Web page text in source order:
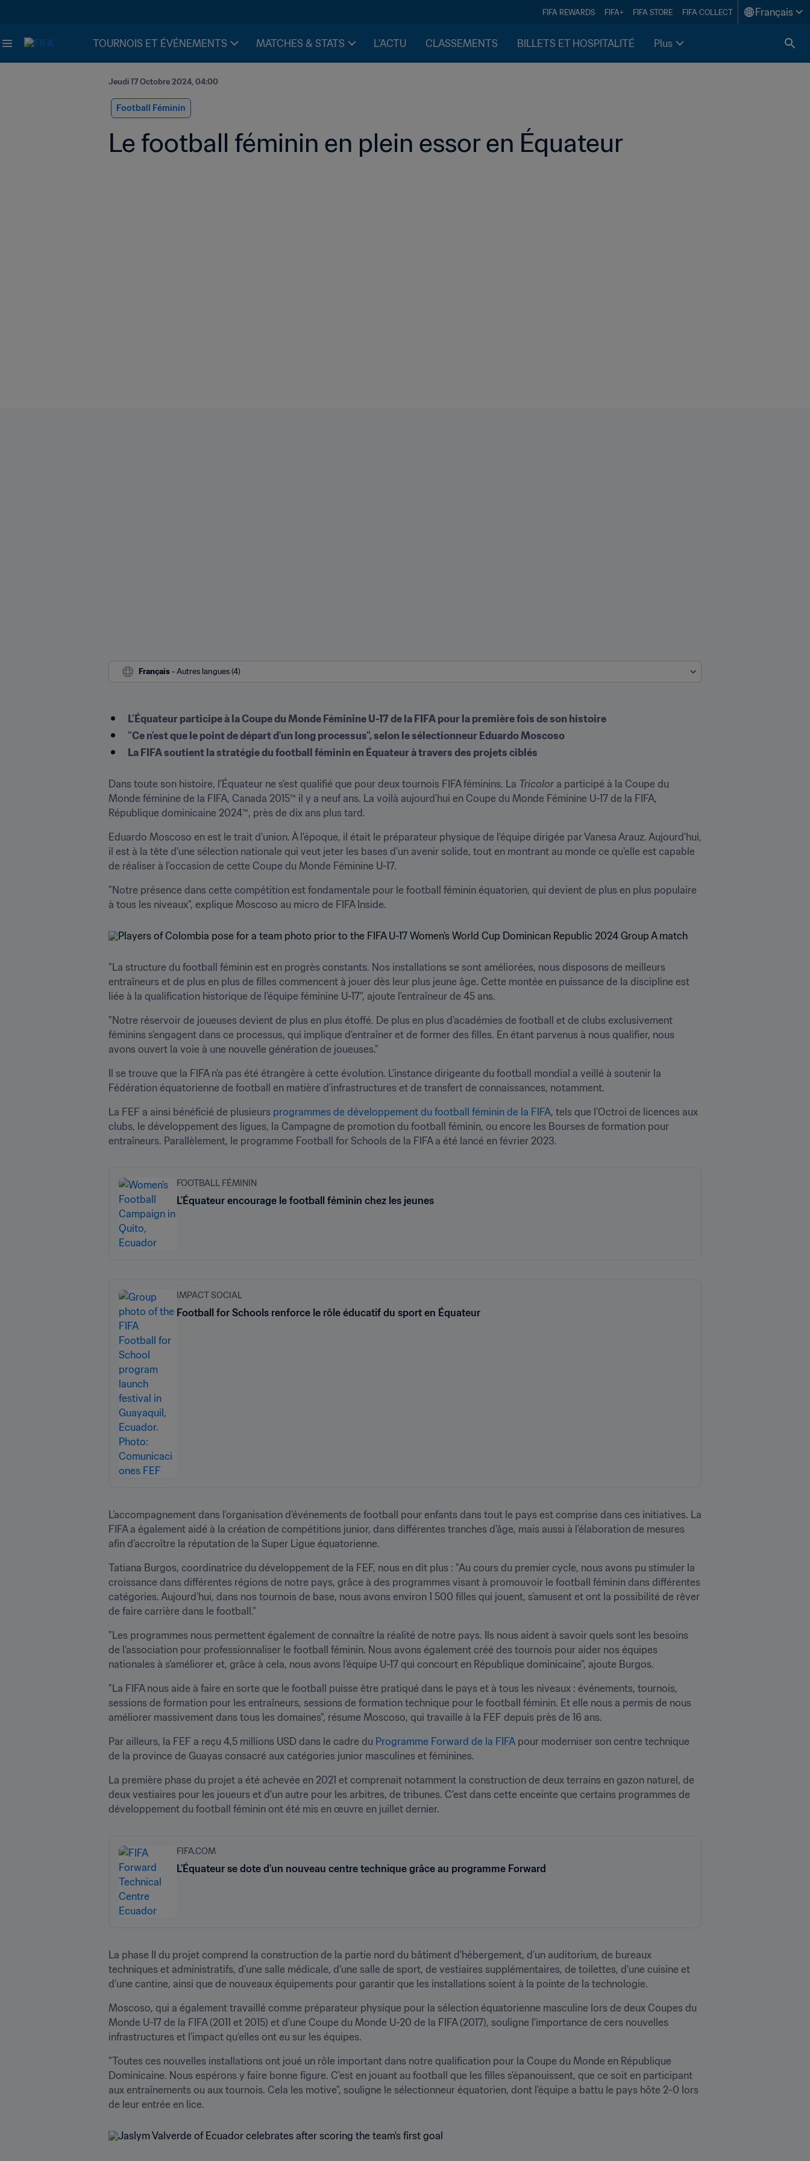
FIFA REWARDS FIFA+ FIFA STORE FIFA COLLECT Français
TOURNOIS ET ÉVÉNEMENTS MATCHES & STATS L'ACTU CLASSEMENTS BILLETS ET HOSPITALITÉ Plus
Jeudi 17 Octobre 2024, 04:00
Football Féminin
Le football féminin en plein essor en Équateur
Français - Autres langues (4)
L’Équateur participe à la Coupe du Monde Féminine U-17 de la FIFA pour la première fois de son histoire
"Ce n'est que le point de départ d'un long processus", selon le sélectionneur Eduardo Moscoso
La FIFA soutient la stratégie du football féminin en Équateur à travers des projets ciblés
Dans toute son histoire, l'Équateur ne s'est qualifié que pour deux tournois FIFA féminins. La Tricolor a participé à la Coupe du
Monde féminine de la FIFA, Canada 2015™ il y a neuf ans. La voilà aujourd’hui en Coupe du Monde Féminine U-17 de la FIFA,
République dominicaine 2024™, près de dix ans plus tard.
Eduardo Moscoso en est le trait d’union. À l'époque, il était le préparateur physique de l'équipe dirigée par Vanesa Arauz. Aujourd'hui,
il est à la tête d'une sélection nationale qui veut jeter les bases d’un avenir solide, tout en montrant au monde ce qu'elle est capable
de réaliser à l’occasion de cette Coupe du Monde Féminine U-17.
"Notre présence dans cette compétition est fondamentale pour le football féminin équatorien, qui devient de plus en plus populaire
à tous les niveaux", explique Moscoso au micro de FIFA Inside.
"La structure du football féminin est en progrès constants. Nos installations se sont améliorées, nous disposons de meilleurs
entraîneurs et de plus en plus de filles commencent à jouer dès leur plus jeune âge. Cette montée en puissance de la discipline est
liée à la qualification historique de l'équipe féminine U-17", ajoute l'entraîneur de 45 ans.
"Notre réservoir de joueuses devient de plus en plus étoffé. De plus en plus d'académies de football et de clubs exclusivement
féminins s'engagent dans ce processus, qui implique d'entraîner et de former des filles. En étant parvenus à nous qualifier, nous
avons ouvert la voie à une nouvelle génération de joueuses."
Il se trouve que la FIFA n’a pas été étrangère à cette évolution. L’instance dirigeante du football mondial a veillé à soutenir la
Fédération équatorienne de football en matière d’infrastructures et de transfert de connaissances, notamment.
La FEF a ainsi bénéficié de plusieurs programmes de développement du football féminin de la FIFA, tels que l’Octroi de licences aux
clubs, le développement des ligues, la Campagne de promotion du football féminin, ou encore les Bourses de formation pour
entraîneurs. Parallèlement, le programme Football for Schools de la FIFA a été lancé en février 2023.
FOOTBALL FÉMININ
L'Équateur encourage le football féminin chez les jeunes
IMPACT SOCIAL
Football for Schools renforce le rôle éducatif du sport en Équateur
L’accompagnement dans l'organisation d'événements de football pour enfants dans tout le pays est comprise dans ces initiatives. La
FIFA a également aidé à la création de compétitions junior, dans différentes tranches d'âge, mais aussi à l’élaboration de mesures
afin d’accroître la réputation de la Super Ligue équatorienne.
Tatiana Burgos, coordinatrice du développement de la FEF, nous en dit plus : "Au cours du premier cycle, nous avons pu stimuler la
croissance dans différentes régions de notre pays, grâce à des programmes visant à promouvoir le football féminin dans différentes
catégories. Aujourd’hui, dans nos tournois de base, nous avons environ 1 500 filles qui jouent, s’amusent et ont la possibilité de rêver
de faire carrière dans le football."
"Les programmes nous permettent également de connaître la réalité de notre pays. Ils nous aident à savoir quels sont les besoins
de l’association pour professionnaliser le football féminin. Nous avons également créé des tournois pour aider nos équipes
nationales à s’améliorer et, grâce à cela, nous avons l’équipe U-17 qui concourt en République dominicaine", ajoute Burgos.
"La FIFA nous aide à faire en sorte que le football puisse être pratiqué dans le pays et à tous les niveaux : événements, tournois,
sessions de formation pour les entraîneurs, sessions de formation technique pour le football féminin. Et elle nous a permis de nous
améliorer massivement dans tous les domaines", résume Moscoso, qui travaille à la FEF depuis près de 16 ans.
Par ailleurs, la FEF a reçu 4,5 millions USD dans le cadre du Programme Forward de la FIFA pour moderniser son centre technique
de la province de Guayas consacré aux catégories junior masculines et féminines.
La première phase du projet a été achevée en 2021 et comprenait notamment la construction de deux terrains en gazon naturel, de
deux vestiaires pour les joueurs et d'un autre pour les arbitres, de tribunes. C'est dans cette enceinte que certains programmes de
développement du football féminin ont été mis en œuvre en juillet dernier.
FIFA.COM
L’Équateur se dote d'un nouveau centre technique grâce au programme Forward
La phase II du projet comprend la construction de la partie nord du bâtiment d'hébergement, d'un auditorium, de bureaux
techniques et administratifs, d'une salle médicale, d'une salle de sport, de vestiaires supplémentaires, de toilettes, d'une cuisine et
d'une cantine, ainsi que de nouveaux équipements pour garantir que les installations soient à la pointe de la technologie.
Moscoso, qui a également travaillé comme préparateur physique pour la sélection équatorienne masculine lors de deux Coupes du
Monde U-17 de la FIFA (2011 et 2015) et d'une Coupe du Monde U-20 de la FIFA (2017), souligne l'importance de cers nouvelles
infrastructures et l'impact qu'elles ont eu sur les équipes.
"Toutes ces nouvelles installations ont joué un rôle important dans notre qualification pour la Coupe du Monde en République
Dominicaine. Nous espérons y faire bonne figure. C'est en jouant au football que les filles s'épanouissent, que ce soit en participant
aux entraînements ou aux tournois. Cela les motive", souligne le sélectionneur équatorien, dont l'équipe a battu le pays hôte 2-0 lors
de leur entrée en lice.